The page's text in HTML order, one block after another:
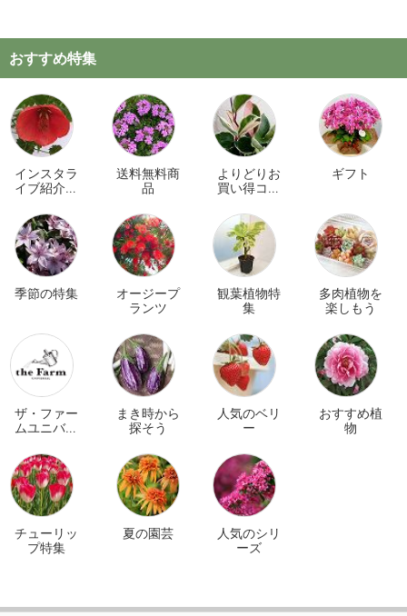
おすすめ特集
インスタラ
イブ紹介商
送料無料商
品
よりどりお
買い得コー
ギフト
季節の特集
オージープ
ランツ
観葉植物特
集
多肉植物を
楽しもう
ザ・ファー
ムユニバー
イン
まき時から
探そう
人気のベリ
ー
おすすめ植
物
チューリッ
プ特集
夏の園芸
人気のシリ
ーズ